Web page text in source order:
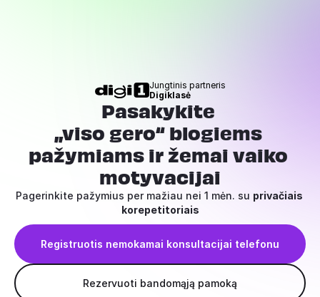
Jungtinis partneris
Digiklasė
Pasakykite
„viso gero“ blogiems
pažymiams ir žemai vaiko
motyvacijai
Pagerinkite pažymius per mažiau nei 1 mėn. su privačiais
korepetitoriais
Registruotis nemokamai konsultacijai telefonu
Rezervuoti bandomąją pamoką